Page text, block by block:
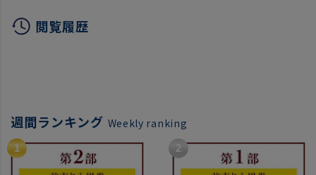
閲覧履歴
週間ランキング Weekly ranking